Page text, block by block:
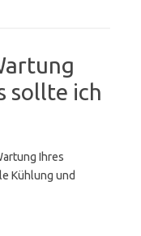
sollte ich
Ihres
Kühlung und